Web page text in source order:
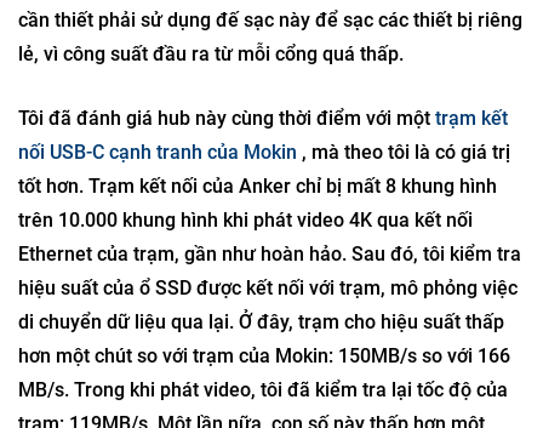
cần thiết phải sử dụng đế sạc này để sạc các thiết bị riêng
lẻ, vì công suất đầu ra từ mỗi cổng quá thấp.
Tôi đã đánh giá hub này cùng thời điểm với một trạm kết
nối USB-C cạnh tranh của Mokin , mà theo tôi là có giá trị
tốt hơn. Trạm kết nối của Anker chỉ bị mất 8 khung hình
trên 10.000 khung hình khi phát video 4K qua kết nối
Ethernet của trạm, gần như hoàn hảo. Sau đó, tôi kiểm tra
hiệu suất của ổ SSD được kết nối với trạm, mô phỏng việc
di chuyển dữ liệu qua lại. Ở đây, trạm cho hiệu suất thấp
hơn một chút so với trạm của Mokin: 150MB/s so với 166
MB/s. Trong khi phát video, tôi đã kiểm tra lại tốc độ của